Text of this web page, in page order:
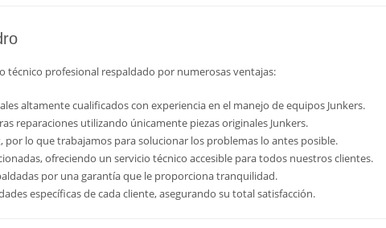
técnico profesional respaldado por numerosas ventajas:
altamente cualificados con experiencia en el manejo de equipos Junkers.
reparaciones utilizando únicamente piezas originales Junkers.
lo que trabajamos para solucionar los problemas lo antes posible.
ofreciendo un servicio técnico accesible para todos nuestros clientes.
por una garantía que le proporciona tranquilidad.
específicas de cada cliente, asegurando su total satisfacción.